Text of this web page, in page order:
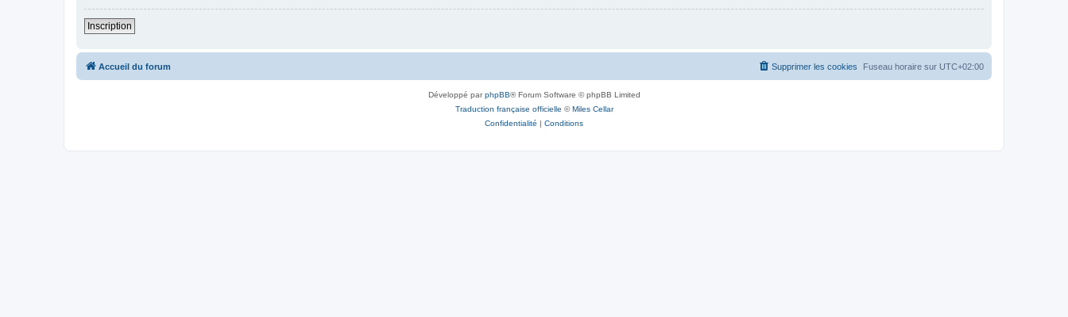
Inscription
Accueil du forum Fuseau horaire sur UTC+02:00
Supprimer les cookies
Développé parphpBB® Forum Software © phpBB Limited
Traduction française officielle ©Miles Cellar
Confidentialité | Conditions